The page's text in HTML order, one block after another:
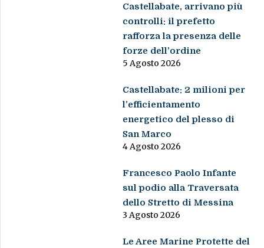
Castellabate, arrivano più
controlli: il prefetto
rafforza la presenza delle
forze dell’ordine
5 Agosto 2026
Castellabate: 2 milioni per
l’efficientamento
energetico del plesso di
San Marco
4 Agosto 2026
Francesco Paolo Infante
sul podio alla Traversata
dello Stretto di Messina
3 Agosto 2026
Le Aree Marine Protette del